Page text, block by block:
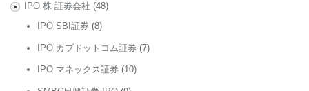
IPO 株 証券会社 (48)
IPO SBI証券 (8)
IPO カブドットコム証券 (7)
IPO マネックス証券 (10)